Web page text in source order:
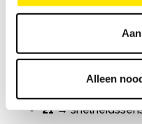
Alleen
Een groot deel van de
maken met sensoren
→ motor
21→